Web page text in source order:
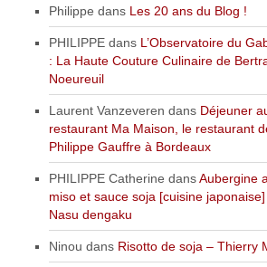
Philippe dans Les 20 ans du Blog !
PHILIPPE dans L’Observatoire du
: La Haute Couture Culinaire de
Noeureuil
Laurent Vanzeveren dans Déjeuner
restaurant Ma Maison, le restaurant
Philippe Gauffre à Bordeaux
PHILIPPE Catherine dansAubergine
miso et sauce soja [cuisine
Nasu dengaku
Ninou dans Risotto de soja – Thierry